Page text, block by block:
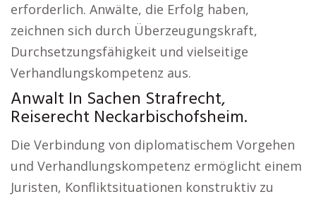
erforderlich. Anwälte, die Erfolg haben,
zeichnen sich durch Überzeugungskraft,
Durchsetzungsfähigkeit und vielseitige
Verhandlungskompetenz aus.
Anwalt In Sachen Strafrecht,
Reiserecht Neckarbischofsheim.
Die Verbindung von diplomatischem Vorgehen
und Verhandlungskompetenz ermöglicht einem
Juristen, Konfliktsituationen konstruktiv zu